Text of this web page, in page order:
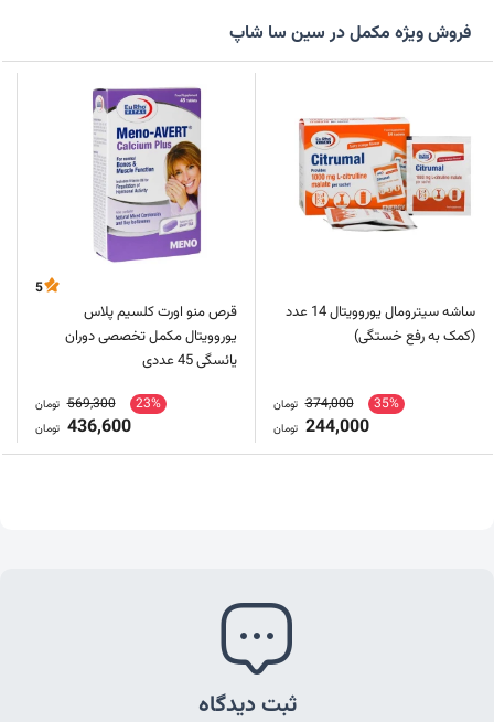
فروش ویژه مکمل در سین سا شاپ
ساشه سیترومال یوروویتال 14 عدد
(کمک به رفع خستگی)
35%
374,000 تومان
244,000 تومان
5
قرص منو اورت کلسیم پلاس
یوروویتال مکمل تخصصی دوران
یائسگی 45 عددی
23%
569,300 تومان
436,600 تومان
ثبت دیدگاه